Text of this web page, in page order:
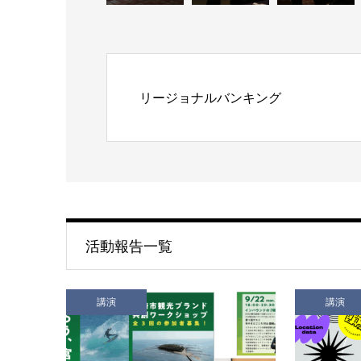
リージョナルバンキング
活動報告一覧
講演 講演